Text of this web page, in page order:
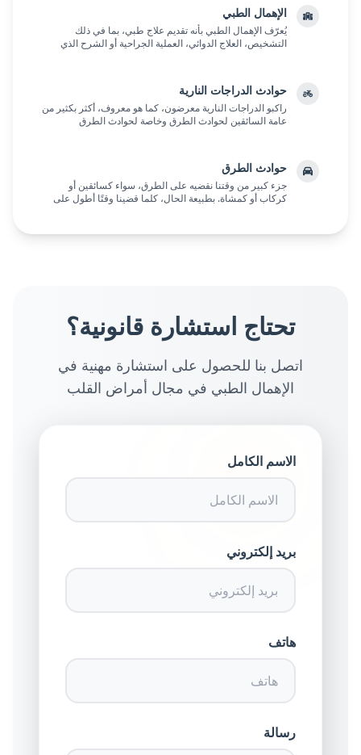
الإهمال الطبي
يُعرّف الإهمال الطبي بأنه تقديم علاج طبي، بما في ذلك
التشخيص، العلاج الدوائي، العملية الجراحية أو الشرح الذي
حوادث الدراجات النارية
راكبو الدراجات النارية معرضون، كما هو معروف، أكثر بكثير من
عامة السائقين لحوادث الطرق وخاصة لحوادث الطرق
حوادث الطرق
جزء كبير من وقتنا نقضيه على الطرق، سواء كسائقين أو
كركاب أو كمشاة. بطبيعة الحال، كلما قضينا وقتًا أطول على
تحتاج استشارة قانونية؟
اتصل بنا للحصول على استشارة مهنية في
الإهمال الطبي في مجال أمراض القلب
الاسم الكامل
بريد إلكتروني
هاتف
رسالة